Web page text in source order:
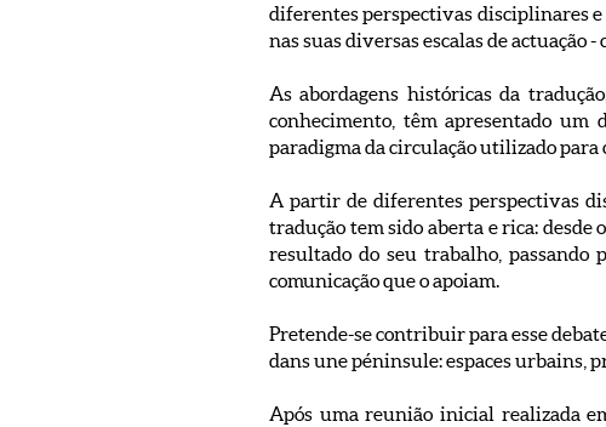
diferentes perspectivas disciplinares e
nas suas diversas escalas de actuação
As abordagens históricas da
conhecimento, têm apresentado
paradigma da circulação utilizado para
A partir de diferentes perspectivas
tradução tem sido aberta e rica: desde
resultado do seu trabalho, passando
comunicação que o apoiam.
Pretende-se contribuir para esse
dans une péninsule: espaces urbains,
Após uma reunião inicial realizada